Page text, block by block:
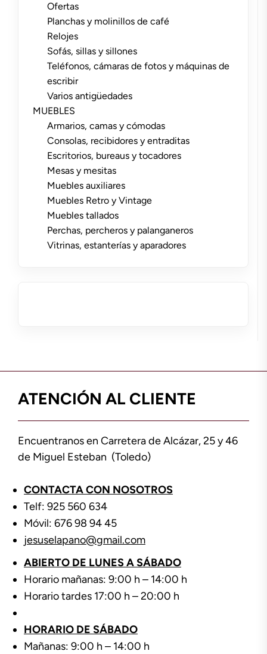
Ofertas
Planchas y molinillos de café
Relojes
Sofás, sillas y sillones
Teléfonos, cámaras de fotos y máquinas de
escribir
Varios antigüedades
MUEBLES
Armarios, camas y cómodas
Consolas, recibidores y entraditas
Escritorios, bureaus y tocadores
Mesas y mesitas
Muebles auxiliares
Muebles Retro y Vintage
Muebles tallados
Perchas, percheros y palanganeros
Vitrinas, estanterías y aparadores
ATENCIÓN AL CLIENTE
Encuentranos en Carretera de Alcázar, 25 y 46
de Miguel Esteban (Toledo)
CONTACTA CON NOSOTROS
Telf: 925 560 634
Móvil: 676 98 94 45
jesuselapano@gmail.com
ABIERTO DE LUNES A SÁBADO
Horario mañanas: 9:00 h – 14:00 h
Horario tardes 17:00 h – 20:00 h
HORARIO DE SÁBADO
Mañanas: 9:00 h – 14:00 h